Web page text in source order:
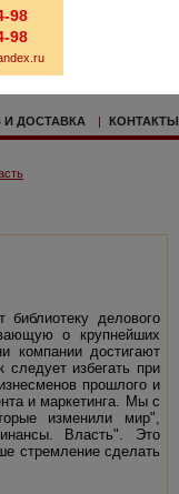
98
98
И ДОСТАВКА | КОНТАКТЫ
делового
о крупнейших
компании достигают
избегать при
прошлого и
и маркетинга. Мы с
изменили мир",
Власть". Это
стремление сделать